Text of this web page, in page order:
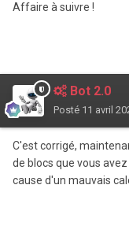
Affaire à suivre !
Bot 2.0
Posté 11 avril
C'est corrigé,
de blocs que vous
cause d'un mauvais